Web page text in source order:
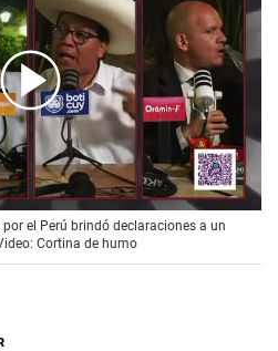
el Perú brindó declaraciones a un
Cortina de humo